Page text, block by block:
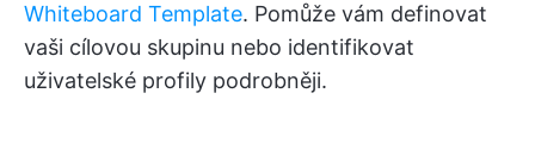
Whiteboard Template. Pomůže vám definovat
vaši cílovou skupinu nebo identifikovat
uživatelské profily podrobněji.